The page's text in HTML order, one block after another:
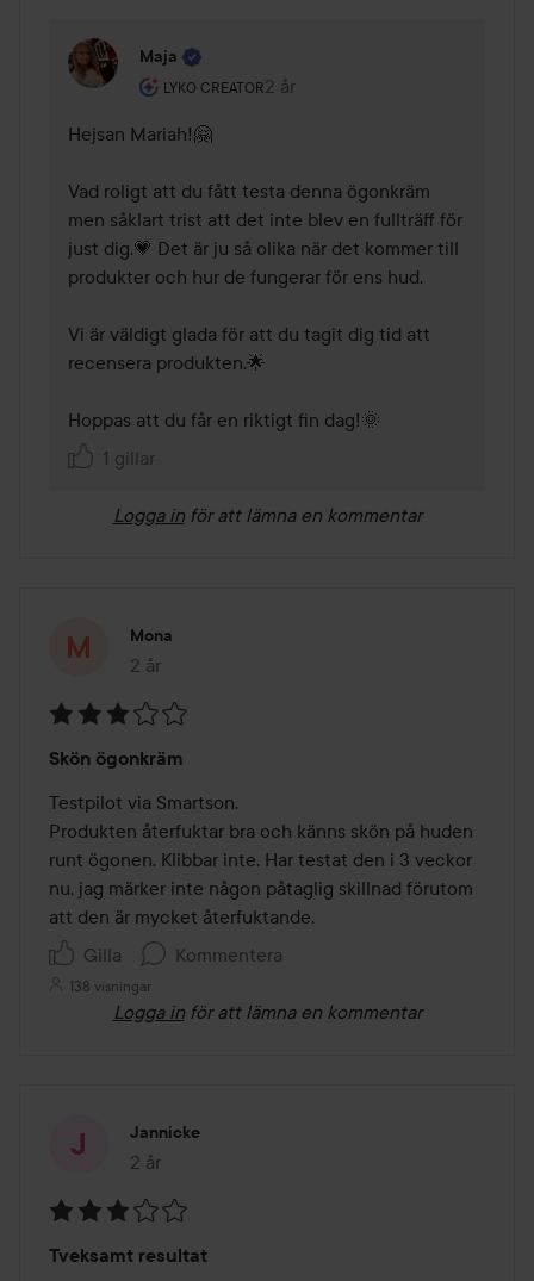
Maja
LYKO CREATOR
Användarens roll: Lyko Creator.
2 år
Kommentaren lades 2 år
Hejsan Mariah!🤗
Vad roligt att du fått testa denna ögonkräm
men såklart trist att det inte blev en fullträff för
just dig.💗 Det är ju så olika när det kommer till
produkter och hur de fungerar för ens hud.
Vi är väldigt glada för att du tagit dig tid att
recensera produkten.🌟
Hoppas att du får en riktigt fin dag!🌞
1 gillar
Logga in för att lämna en kommentar
Mona
2 år
Inlägget skapades 2 år
3
av
5
Skön ögonkräm
Testpilot via Smartson.
Produkten återfuktar bra och känns skön på huden
runt ögonen. Klibbar inte. Har testat den i 3 veckor
nu, jag märker inte någon påtaglig skillnad förutom
att den är mycket återfuktande.
Gilla
Kommentera
138 visningar
Logga in för att lämna en kommentar
Jannicke
2 år
Inlägget skapades 2 år
3
Tveksamt resultat